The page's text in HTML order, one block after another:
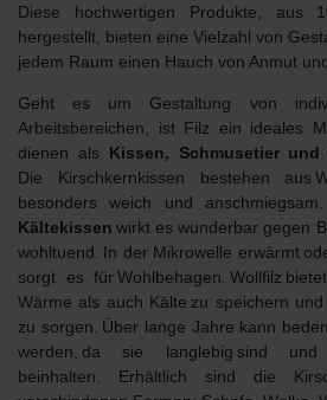
Diese hochwertigen Produkte, aus
hergestellt, bieten eine Vielzahl von
jedem Raum einen Hauch von Anmut
Geht es um Gestaltung von
Arbeitsbereichen , ist Filz ein ideales
dienen als Kissen, Schmusetier und
Die Kirschkernkissen bestehen aus
besonders weich und
Kältekissen wirkt es wunderbar gegen
wohltuend. In der Mikrowelle erwärmt
sorgt es für Wohlbehagen. Wollfilz
Wärme als auch Kälte zu speichern
zu sorgen. Über lange Jahre kann
werden, da sie langlebig sind und
beinhalten. Erhältlich sind die